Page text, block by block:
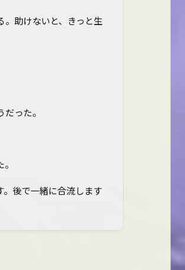
。助けないと、きっと生
った。
。後で一緒に合流します